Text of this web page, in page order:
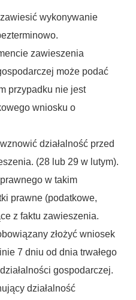
wykonywanie
zawieszenia
może podać
przypadku nie jest
wniosku o
działalność przed
(28 lub 29 w lutym).
w takim
prawne (podatkowe,
z faktu zawieszenia.
złożyć wniosek
7 dniu od dnia trwałego
gospodarczej.
działalność